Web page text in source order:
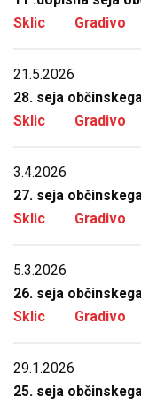
Sklic
Gradivo
21.5.2026
28. seja
Sklic
Gradivo
3.4.2026
27. seja
Sklic
Gradivo
5.3.2026
26. seja
Sklic
Gradivo
29.1.2026
25. seja